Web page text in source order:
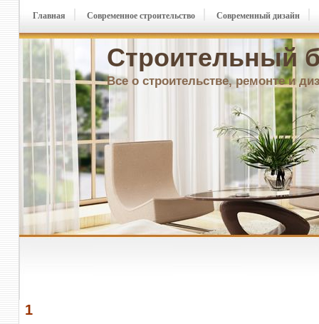
Строительный
Все о строительстве, ремонте и
Главная Современное строительство Современный дизайн
1